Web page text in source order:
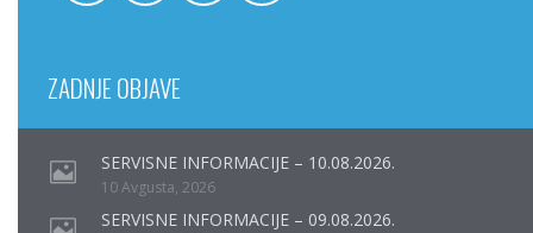
ZADNJE OBJAVE
SERVISNE INFORMACIJE – 10.08.2026.
10 Avgusta, 2026
SERVISNE INFORMACIJE – 09.08.2026.